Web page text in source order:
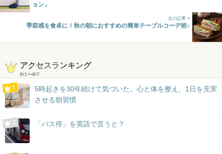
ョン」
次の記事 »
季節感を食卓に！秋の朝におすすめの簡単テーブルコーデ術♪
アクセスランキング
8/1〜8/7
5時起きを30年続けて気づいた。心と体を整え、1日を充実
させる朝習慣
「バス停」を英語で言うと？